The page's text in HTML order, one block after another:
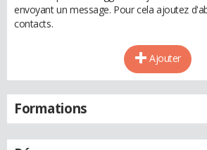
envoyant un message. Pour cela ajoutez
contacts.
Ajouter
Formations